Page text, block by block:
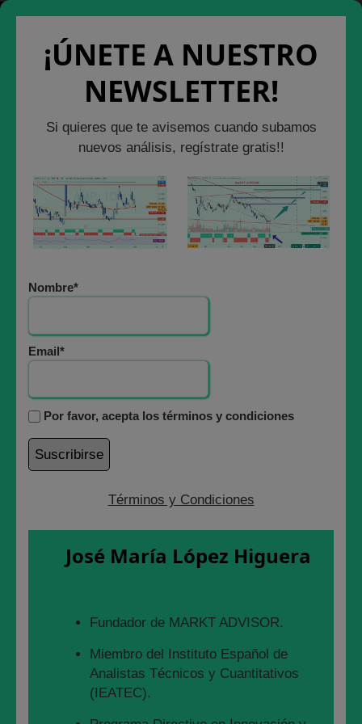
Saltar
ANÁLISIS BURSÁTIL
FELIZ FINAL DEL
AÑO BURSÁTIL
2020 !!!
vez más apasionante del siglo XXI hasta el momento !!!
ha habido que tener muuuuuuuucho Nivel
para estar en el Mercado y salir airoso
¡ÚNETE A NUESTRO
NEWSLETTER!
Si quieres que te avisemos cuando subamos
nuevos análisis, regístrate gratis!!
Nombre*
Email*
Por favor, acepta los términos y condiciones
Términos y Condiciones
José María López Higuera
Fundador de MARKT ADVISOR.
Miembro del Instituto Español de
Analistas Técnicos y Cuantitativos
(IEATEC).
Cerrar Ventana